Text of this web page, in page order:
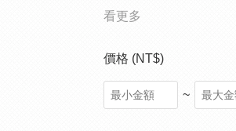
看更多
價格 (NT$)
~